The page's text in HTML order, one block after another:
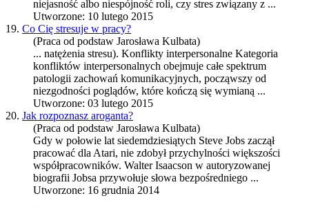
niejasność albo niespójność roli, czy stres związany z ...
Utworzone: 10 lutego 2015
19. Co Cię stresuje w pracy?
(Praca od podstaw Jarosława Kulbata)
... natężenia stresu). Konflikty interpersonalne Kategoria
konfliktów interpersonalnych obejmuje całe spektrum
patologii zachowań komunikacyjnych, począwszy od
niezgodności poglądów, które kończą się wymianą ...
Utworzone: 03 lutego 2015
20. Jak rozpoznasz aroganta?
(Praca od podstaw Jarosława Kulbata)
Gdy w połowie lat siedemdziesiątych Steve Jobs zaczął
pracować dla Atari, nie zdobył przychylności większości
współpracowników. Walter Isaacson w autoryzowanej
biografii Jobsa przywołuje słowa bezpośredniego ...
Utworzone: 16 grudnia 2014